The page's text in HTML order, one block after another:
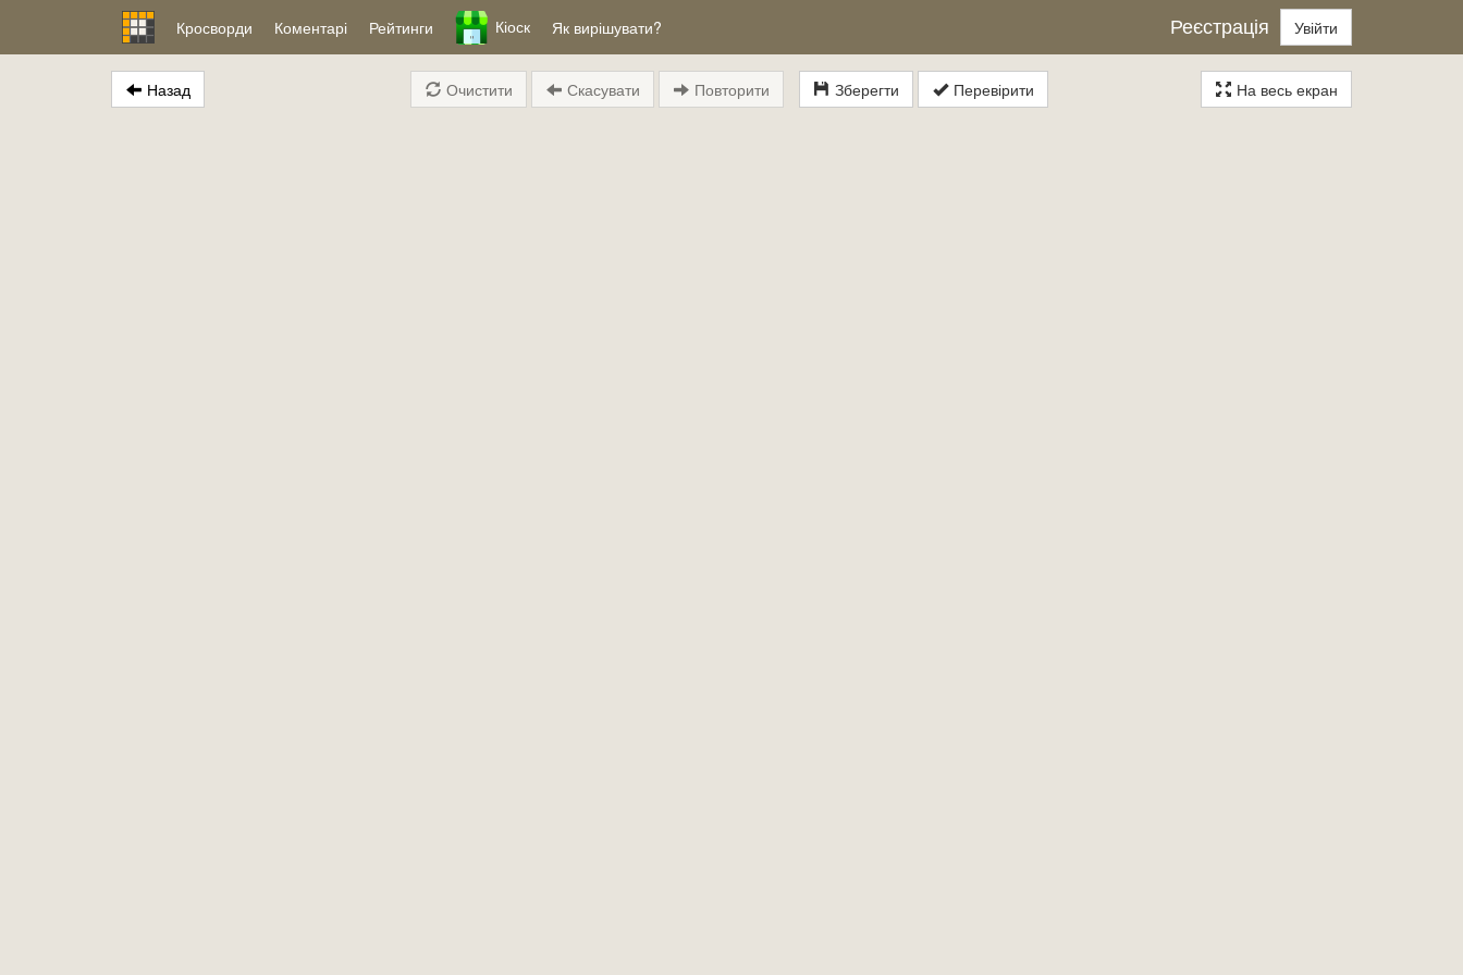
Кросворди Коментарі Рейтинги Кіоск Як вирішувати? Реєстрація Увійти
Назад На весь екран
Зберегти Перевірити
Очистити Скасувати Повторити